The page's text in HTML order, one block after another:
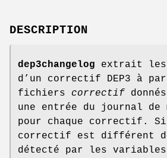
DESCRIPTION
dep3changelog extrait les
d’un correctif DEP3 à
fichiers correctif
une entrée du journal de
pour chaque correctif.
correctif est différent
détecté par les variables